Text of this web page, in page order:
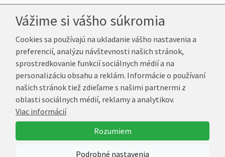
Telefón:+421 222 205 863
E-mail:info@k-sosovky.sk
Reklamačná adresa
Andrea Votavová
Revoluční 1017
290 01 Poděbrady
Česká republika
Vážime si vášho súkromia
Cookies sa používajú na ukladanie vášho nastavenia a
preferencií, analýzu návštevnosti našich stránok,
sprostredkovanie funkcií sociálnych médií a na
personalizáciu obsahu a reklám. Informácie o používaní
našich stránok tiež zdieľame s našimi partnermi z
oblasti sociálnych médií, reklamy a analytikov.
Viac informácií
Rozumiem
Podrobné nastavenia